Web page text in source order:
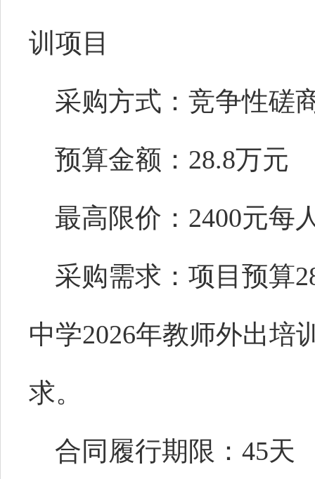
训项目
采购方式：竞争性磋
预算金额： 28.8万元
最高限价： 2400元每
采购需求：项目预算
中学2026年教师外出培
求。
合同履行期限：45天